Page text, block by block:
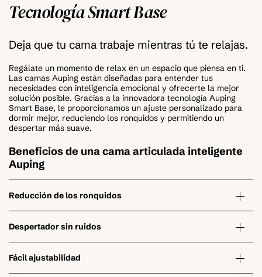
Tecnología Smart Base
Deja que tu cama trabaje mientras tú te relajas.
Regálate un momento de relax en un espacio que piensa en ti.
Las camas Auping están diseñadas para entender tus
necesidades con inteligencia emocional y ofrecerte la mejor
solución posible. Gracias a la innovadora tecnología Auping
Smart Base, le proporcionamos un ajuste personalizado para
dormir mejor, reduciendo los ronquidos y permitiendo un
despertar más suave.
Beneficios de una cama articulada inteligente
Auping
Reducción de los ronquidos
Despertador sin ruidos
Fácil ajustabilidad